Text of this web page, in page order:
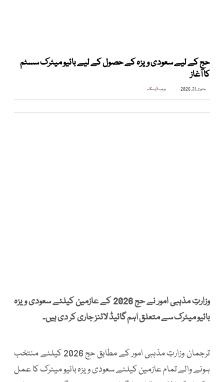
حج کے لیے سعودی ویزہ کے حصول کے لیے بائیو میٹرک سسٹم
کا آغاز
جنوری 31, 2026 ویب ڈیسک
وزارتِ مذہبی امور نے حج 2026 کے عازمین کیلئے سعودی ویزہ
بائیو میٹرک سے متعلق اہم گائیڈ لائنز جاری کر دی ہیں۔
ترجمان وزارتِ مذہبی امور کے مطابق حج 2026 کیلئے منتخب
ہونے والے تمام عازمین کیلئے سعودی ویزہ بائیو میٹرک کا عمل